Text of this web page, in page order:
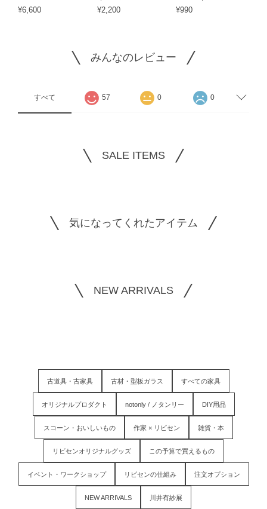
¥6,600
¥2,200
¥990
みんなのレビュー
すべて 57 0 0
SALE ITEMS
気になってくれたアイテム
NEW ARRIVALS
古道具・古家具 古材・型板ガラス すべての家具
オリジナルプロダクト notonly / ノタンリー DIY用品
スコーン・おいしいもの 作家 × リビセン 雑貨・本
リビセンオリジナルグッズ この予算で買えるもの
イベント・ワークショップ リビセンの仕組み 注文オプション
NEW ARRIVALS 川井有紗展